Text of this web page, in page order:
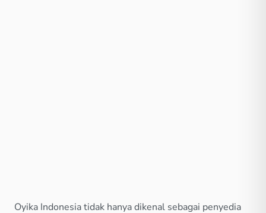
Oyika Indonesia tidak hanya dikenal sebagai penyedia